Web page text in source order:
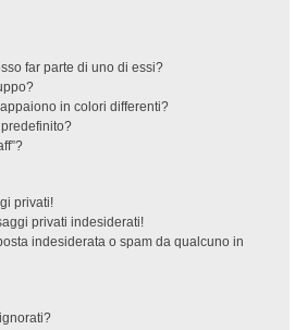
far parte di uno di essi?
in colori differenti?
privati!
privati indesiderati!
indesiderata o spam da qualcuno in